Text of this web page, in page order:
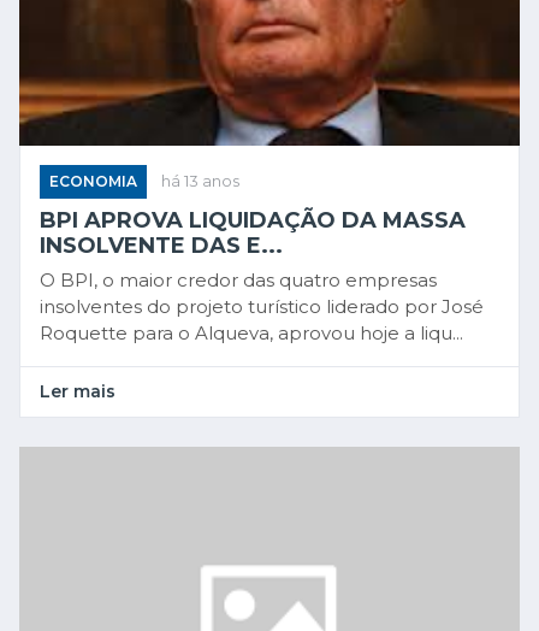
ECONOMIA há 13 anos
BPI APROVA LIQUIDAÇÃO DA MASSA
INSOLVENTE DAS E...
O BPI, o maior credor das quatro empresas
insolventes do projeto turístico liderado por José
Roquette para o Alqueva, aprovou hoje a liqu...
Ler mais